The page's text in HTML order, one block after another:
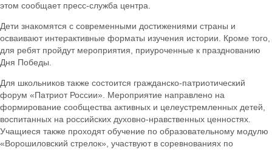
этом сообщает пресс-служба центра.
Дети знакомятся с современными достижениями страны и
осваивают интерактивные форматы изучения истории. Кроме того,
для ребят пройдут мероприятия, приуроченные к празднованию
Дня Победы.
Для школьников также состоится гражданско-патриотический
форум «Патриот России». Мероприятие направлено на
формирование сообщества активных и целеустремленных детей,
воспитанных на российских духовно-нравственных ценностях.
Учащиеся также проходят обучение по образовательному модулю
«Ворошиловский стрелок», участвуют в соревнованиях по